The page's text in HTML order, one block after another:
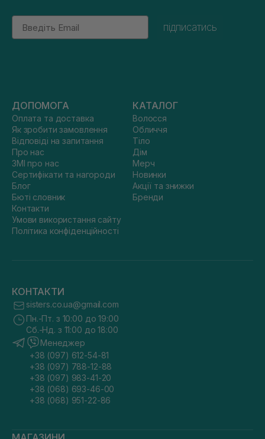
Email
підписатись
ДОПОМОГА
Оплата та доставка
Як зробити замовлення
Відповіді на запитання
Про нас
ЗМІ про нас
Сертифікати та нагороди
Блог
Бюті словник
Контакти
Умови використання сайту
Політика конфіденційності
КАТАЛОГ
Волосся
Обличчя
Тіло
Дім
Мерч
Новинки
Акції та знижки
Бренди
КОНТАКТИ
sisters.co.ua@gmail.com
Пн.-Пт. з 10:00 до 19:00
Сб.-Нд. з 11:00 до 18:00
Менеджер
+38 (097) 612-54-81
+38 (097) 788-12-88
+38 (097) 983-41-20
+38 (068) 693-46-00
+38 (068) 951-22-86